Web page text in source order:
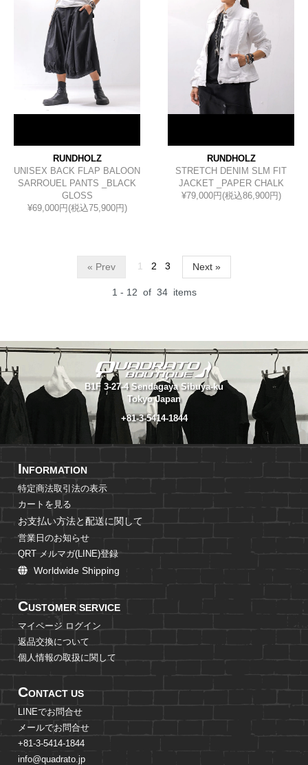
RUNDHOLZ
UNISEX BACK FLAP BALOON
SARROUEL PANTS _BLACK
GLOSS
¥69,000円(税込75,900円)
RUNDHOLZ
STRETCH DENIM SLM FIT
JACKET _PAPER CHALK
¥79,000円(税込86,900円)
« Prev 1 2 3 Next »
1 - 12 of 34 items
B1F 3-27-4 Sendagaya Sibuya-ku
Tokyo Japan
+81-3-5414-1844
INFORMATION
特定商法取引法の表示
カートを見る
お支払い方法と配送に関して
営業日のお知らせ
QRT メルマガ(LINE)登録
Worldwide Shipping
CUSTOMER SERVICE
マイページ ログイン
返品交換について
個人情報の取扱に関して
CONTACT US
LINEでお問合せ
メールでお問合せ
+81-3-5414-1844
info@quadrato.jp